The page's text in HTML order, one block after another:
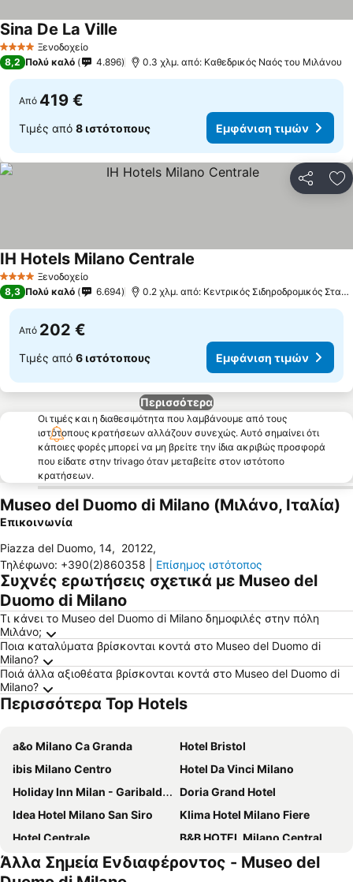
4 ΑστέριαΞενοδοχείο
Sina De La Ville
8,2 Πολύ καλό 4.896 0.3 χλμ. από: Καθεδρικός Ναός του Μιλάνου
Από 419 €
Τιμές από 8 ιστότοπους Εμφάνιση τιμών
4 ΑστέριαΞενοδοχείο
IH Hotels Milano Centrale
8,3 Πολύ καλό 6.694 0.2 χλμ. από: Κεντρικός Σιδηροδρομικός Σταθμός του Μιλάνου
Από 202 €
Τιμές από 6 ιστότοπους Εμφάνιση τιμών
Περισσότερα
Οι τιμές και η διαθεσιμότητα που λαμβάνουμε από τους
ιστότοπους κρατήσεων αλλάζουν συνεχώς. Αυτό σημαίνει ότι
κάποιες φορές μπορεί να μη βρείτε την ίδια ακριβώς προσφορά
που είδατε στην trivago όταν μεταβείτε στον ιστότοπο
κρατήσεων.
Museo del Duomo di Milano (Μιλάνο, Ιταλία)
Επικοινωνία
Piazza del Duomo, 14, 20122,
Τηλέφωνο: +390(2)860358 Επίσημος ιστότοπος
Συχνές ερωτήσεις σχετικά με Museo del
Duomo di Milano
Τι κάνει το Museo del Duomo di Milano δημοφιλές στην πόλη
Μιλάνο;
Ποια καταλύματα βρίσκονται κοντά στο Museo del Duomo di
Milano?
Ποιά άλλα αξιοθέατα βρίσκονται κοντά στο Museo del Duomo di
Milano?
Περισσότερα Top Hotels
a&o Milano Ca Granda
Hotel Bristol
ibis Milano Centro
Hotel Da Vinci Milano
Holiday Inn Milan - Garibaldi Station by IHG
Doria Grand Hotel
Idea Hotel Milano San Siro
Klima Hotel Milano Fiere
Hotel Centrale
B&B HOTEL Milano Central Station
Hotel Berna
Hotel Metropoli
Άλλα Σημεία Ενδιαφέροντος - Museo del